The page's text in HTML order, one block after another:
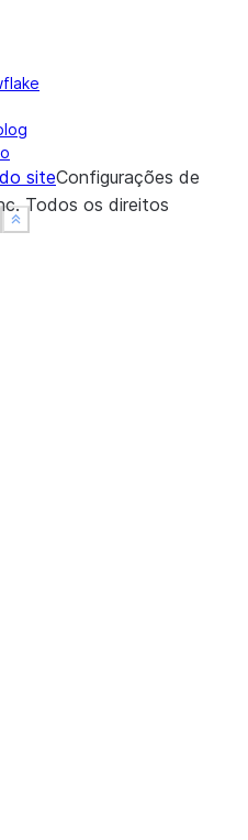
Show less
more
Show less
more
siteConfigurações de
Todos os direitos